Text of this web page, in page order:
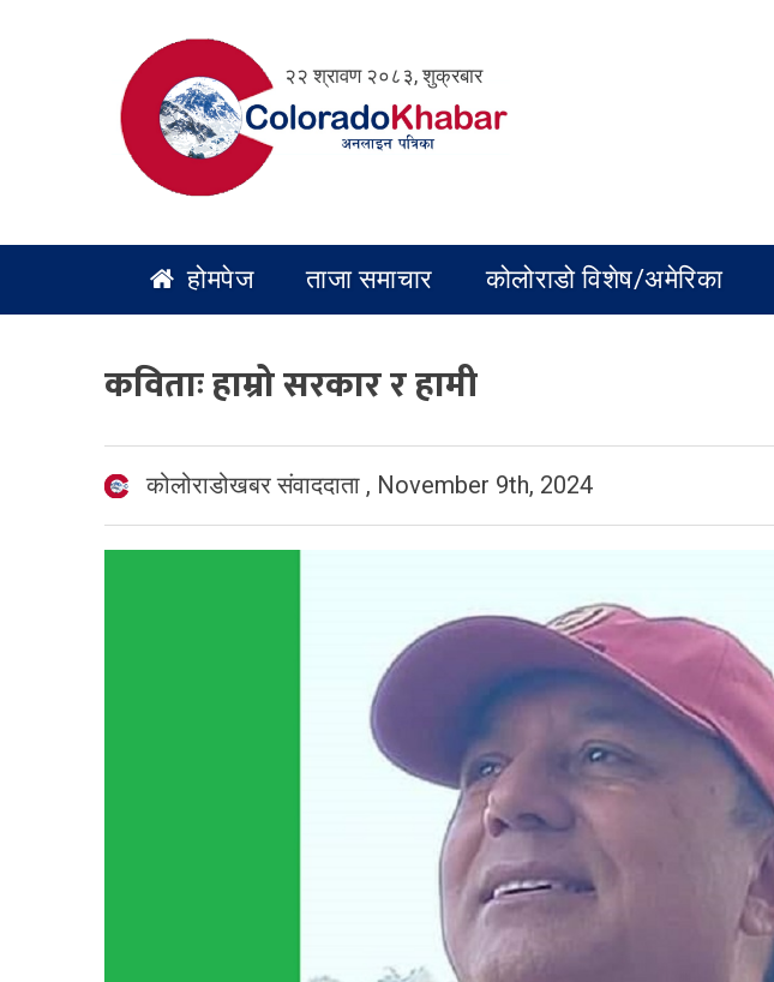
२२ श्रावण २०८३, शुक्रबार
होमपेज ताजा समाचार कोलोराडो विशेष/अमेरिका
कविताः हाम्रो सरकार र हामी
कोलोराडोखबर संवाददाता , November 9th, 2024